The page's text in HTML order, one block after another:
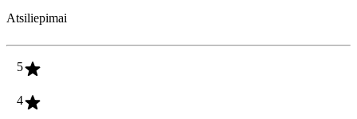
Atsiliepimai
5
4